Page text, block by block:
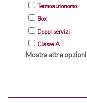
Termoautonomo
Box
Doppi servizi
Classe A
Mostra altre opzioni